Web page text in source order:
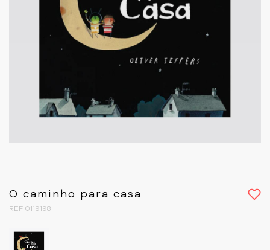
O caminho para casa
REF 0119198